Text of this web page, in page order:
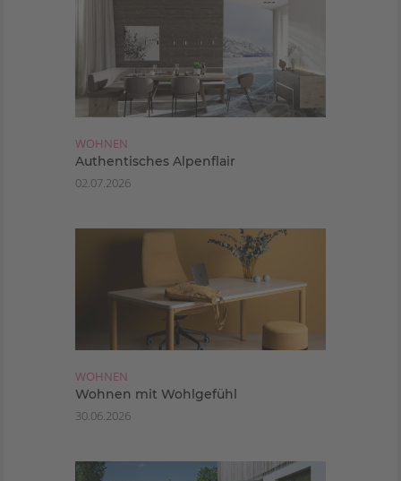
WOHNEN
Authentisches Alpenflair
02.07.2026
WOHNEN
Wohnen mit Wohlgefühl
30.06.2026